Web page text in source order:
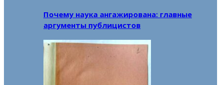
Почему наука ангажирована: главные
аргументы публицистов